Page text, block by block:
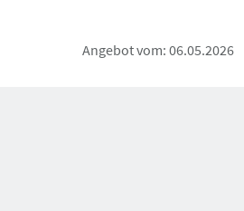
Angebot vom: 06.05.2026